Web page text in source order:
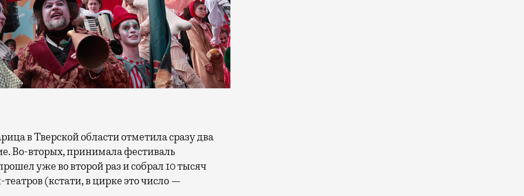
Во-вторых, принимала фестиваль
уже во второй раз и собрал 10 тысяч
(кстати, в цирке это число —